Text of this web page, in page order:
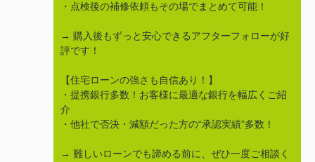
・点検後の補修依頼もその場でまとめて可能！
→ 購入後もずっと安心できるアフターフォローが好
評です！
【住宅ローンの強さも自信あり！】
・提携銀行多数！お客様に最適な銀行を幅広くご紹
介
・他社で否決・減額だった方の“承認実績”多数！
→ 難しいローンでも諦める前に、ぜひ一度ご相談く